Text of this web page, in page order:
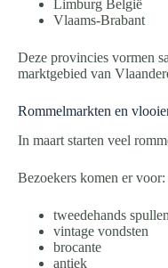
Limburg België
Vlaams-Brabant
Deze provincies vormen
marktgebied van
Rommelmarkten en
In maart starten veel
Bezoekers komen er voor:
tweedehands spullen
vintage vondsten
brocante
antiek